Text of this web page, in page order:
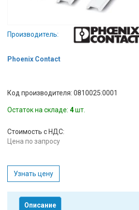
авторизация
Производители
Тех.
поддержка
Блог
Производитель:
Phoenix Contact
Код производителя: 0810025:0001
Остаток на складе: 4шт.
Стоимость с НДС:
Цена по запросу
Узнать цену
Описание